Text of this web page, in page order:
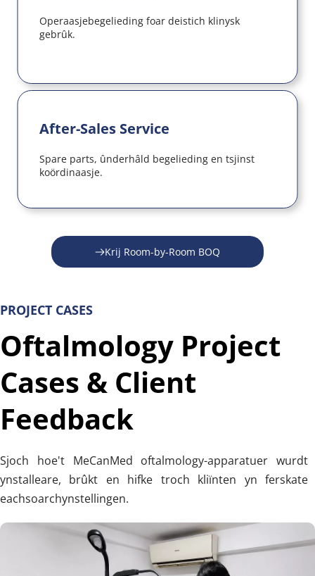
Operaasjebegelieding foar deistich klinysk
gebrûk.
After-Sales Service
Spare parts, ûnderhâld begelieding en tsjinst
koördinaasje.
Krij Room-by-Room BOQ
PROJECT CASES
Oftalmology Project
Cases & Client
Feedback
Sjoch hoe't MeCanMed oftalmology-apparatuer wurdt
ynstalleare, brûkt en hifke troch kliïnten yn ferskate
eachsoarchynstellingen.